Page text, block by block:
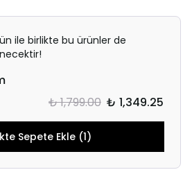
ile birlikte bu ürünler de
₺ 1,799.00 ₺ 1,349.25
Sepete Ekle (1)